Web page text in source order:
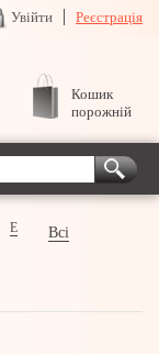
Увійти Реєстрація
Кошик
порожній
E Всі